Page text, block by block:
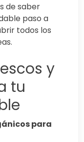
de saber
paso a
todos los
y
tu
para